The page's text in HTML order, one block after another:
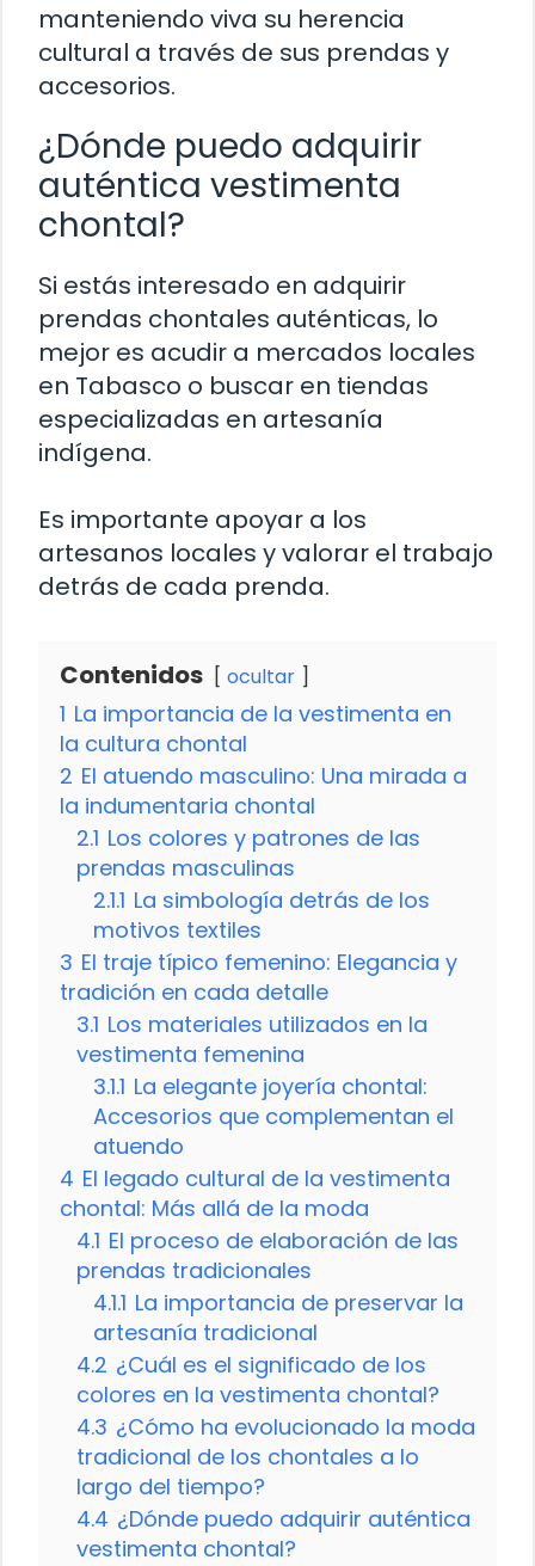
manteniendo viva su herencia
cultural a través de sus prendas y
accesorios.
¿Dónde puedo adquirir
auténtica vestimenta
chontal?
Si estás interesado en adquirir
prendas chontales auténticas, lo
mejor es acudir a mercados locales
en Tabasco o buscar en tiendas
especializadas en artesanía
indígena.
Es importante apoyar a los
artesanos locales y valorar el trabajo
detrás de cada prenda.
Contenidos ocultar
1 La importancia de la vestimenta en
la cultura chontal
2 El atuendo masculino: Una mirada a
la indumentaria chontal
2.1 Los colores y patrones de las
prendas masculinas
2.1.1 La simbología detrás de los
motivos textiles
3 El traje típico femenino: Elegancia y
tradición en cada detalle
3.1 Los materiales utilizados en la
vestimenta femenina
3.1.1 La elegante joyería chontal:
Accesorios que complementan el
atuendo
4 El legado cultural de la vestimenta
chontal: Más allá de la moda
4.1 El proceso de elaboración de las
prendas tradicionales
4.1.1 La importancia de preservar la
artesanía tradicional
4.2 ¿Cuál es el significado de los
colores en la vestimenta chontal?
4.3 ¿Cómo ha evolucionado la moda
tradicional de los chontales a lo
largo del tiempo?
4.4 ¿Dónde puedo adquirir auténtica
vestimenta chontal?